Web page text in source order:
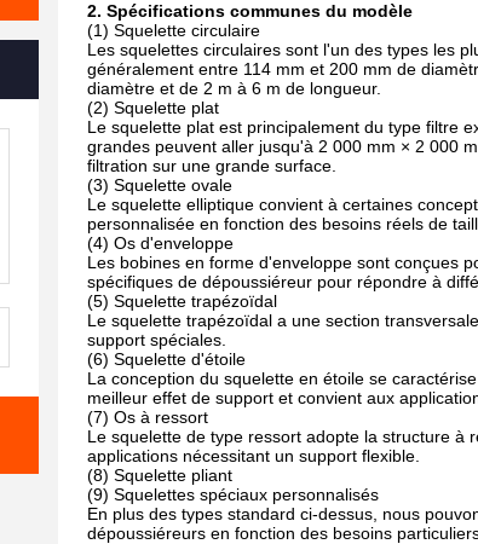
2. Spécifications communes du modèle
(1) Squelette circulaire
Les squelettes circulaires sont l'un des types les
généralement entre 114 mm et 200 mm de
diamètre et de 2 m à 6 m de longueur.
(2) Squelette plat
Le squelette plat est principalement du type filtre
grandes peuvent aller jusqu'à 2 000 mm × 2 000
filtration sur une grande surface.
(3) Squelette ovale
Le squelette elliptique convient à certaines
personnalisée en fonction des besoins réels de
(4) Os d'enveloppe
Les bobines en forme d'enveloppe sont conçues
spécifiques de dépoussiéreur pour répondre à
(5) Squelette trapézoïdal
Le squelette trapézoïdal a une section
support spéciales.
(6) Squelette d'étoile
La conception du squelette en étoile se
meilleur effet de support et convient aux
(7) Os à ressort
Le squelette de type ressort adopte la structure à
applications nécessitant un support flexible.
(8) Squelette pliant
(9) Squelettes spéciaux personnalisés
En plus des types standard ci-dessus, nous
dépoussiéreurs en fonction des besoins